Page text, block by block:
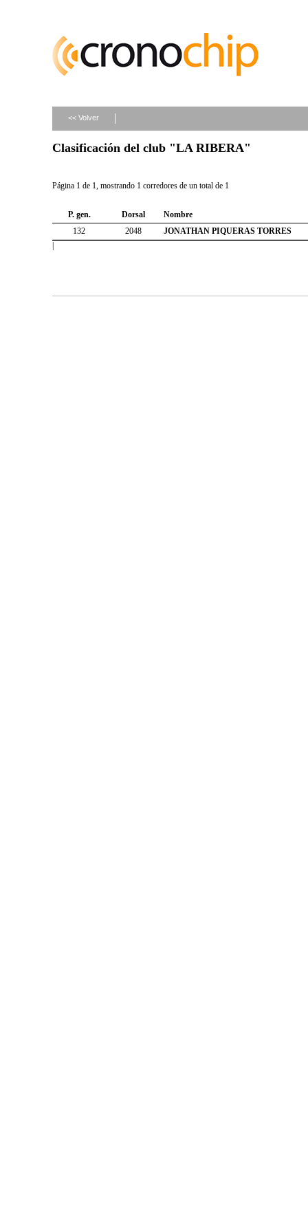
<< Volver
Clasificación del club "LA RIBERA"
Página 1 de 1, mostrando 1 corredores de un total de 1
P. gen. Dorsal
Nombre
132
2048
JONATHAN PIQUERAS TORRES
|